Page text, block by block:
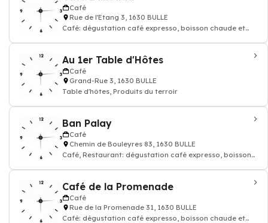
Café
Rue de l'Etang 3, 1630 BULLE
Café: dégustation café expresso, boisson chaude et
Au 1er Table d'Hôtes
Café
Grand-Rue 3, 1630 BULLE
Table d'hôtes, Produits du terroir
Ban Palay
Café
Chemin de Bouleyres 83, 1630 BULLE
Café, Restaurant: dégustation café expresso, boisson
Café de la Promenade
Café
Rue de la Promenade 31, 1630 BULLE
Café: dégustation café expresso, boisson chaude et